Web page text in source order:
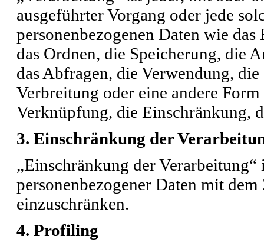
ausgeführter Vorgang oder jede
personenbezogenen Daten wie
das Ordnen, die Speicherung, die
das Abfragen, die Verwendung,
Verbreitung oder eine andere
Verknüpfung, die Einschränkung,
3. Einschränkung der
„Einschränkung der
personenbezogener Daten mit
einzuschränken.
4. Profiling